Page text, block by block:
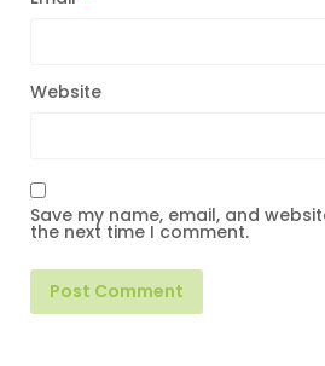
Website
Save my name, email, and
the next time I comment.